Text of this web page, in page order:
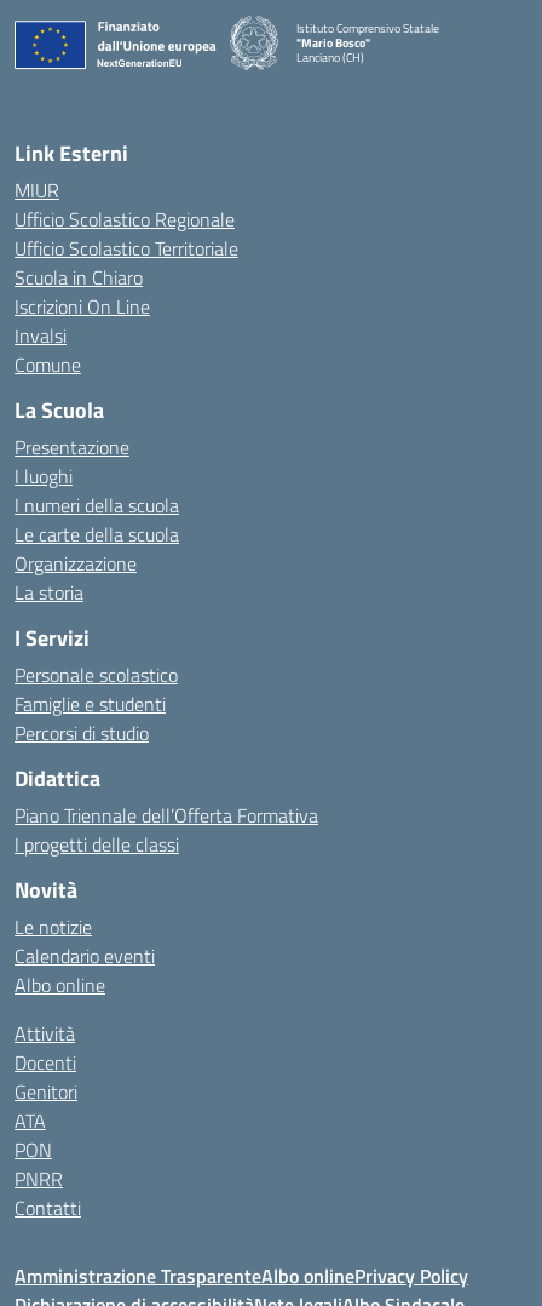
Istituto Comprensivo Statale
"Mario Bosco"
Lanciano (CH)
Link Esterni
MIUR
Ufficio Scolastico Regionale
Ufficio Scolastico Territoriale
Scuola in Chiaro
Iscrizioni On Line
Invalsi
Comune
La Scuola
Presentazione
I luoghi
I numeri della scuola
Le carte della scuola
Organizzazione
La storia
I Servizi
Personale scolastico
Famiglie e studenti
Percorsi di studio
Didattica
Piano Triennale dell’Offerta Formativa
I progetti delle classi
Novità
Le notizie
Calendario eventi
Albo online
Attività
Docenti
Genitori
ATA
PON
PNRR
Contatti
Amministrazione TrasparenteAlbo onlinePrivacy Policy